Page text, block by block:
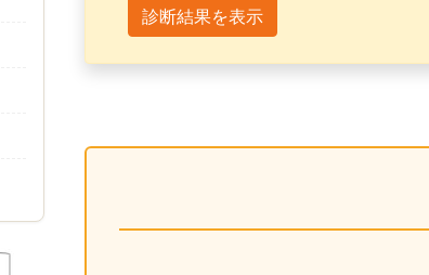
診断結果を表示